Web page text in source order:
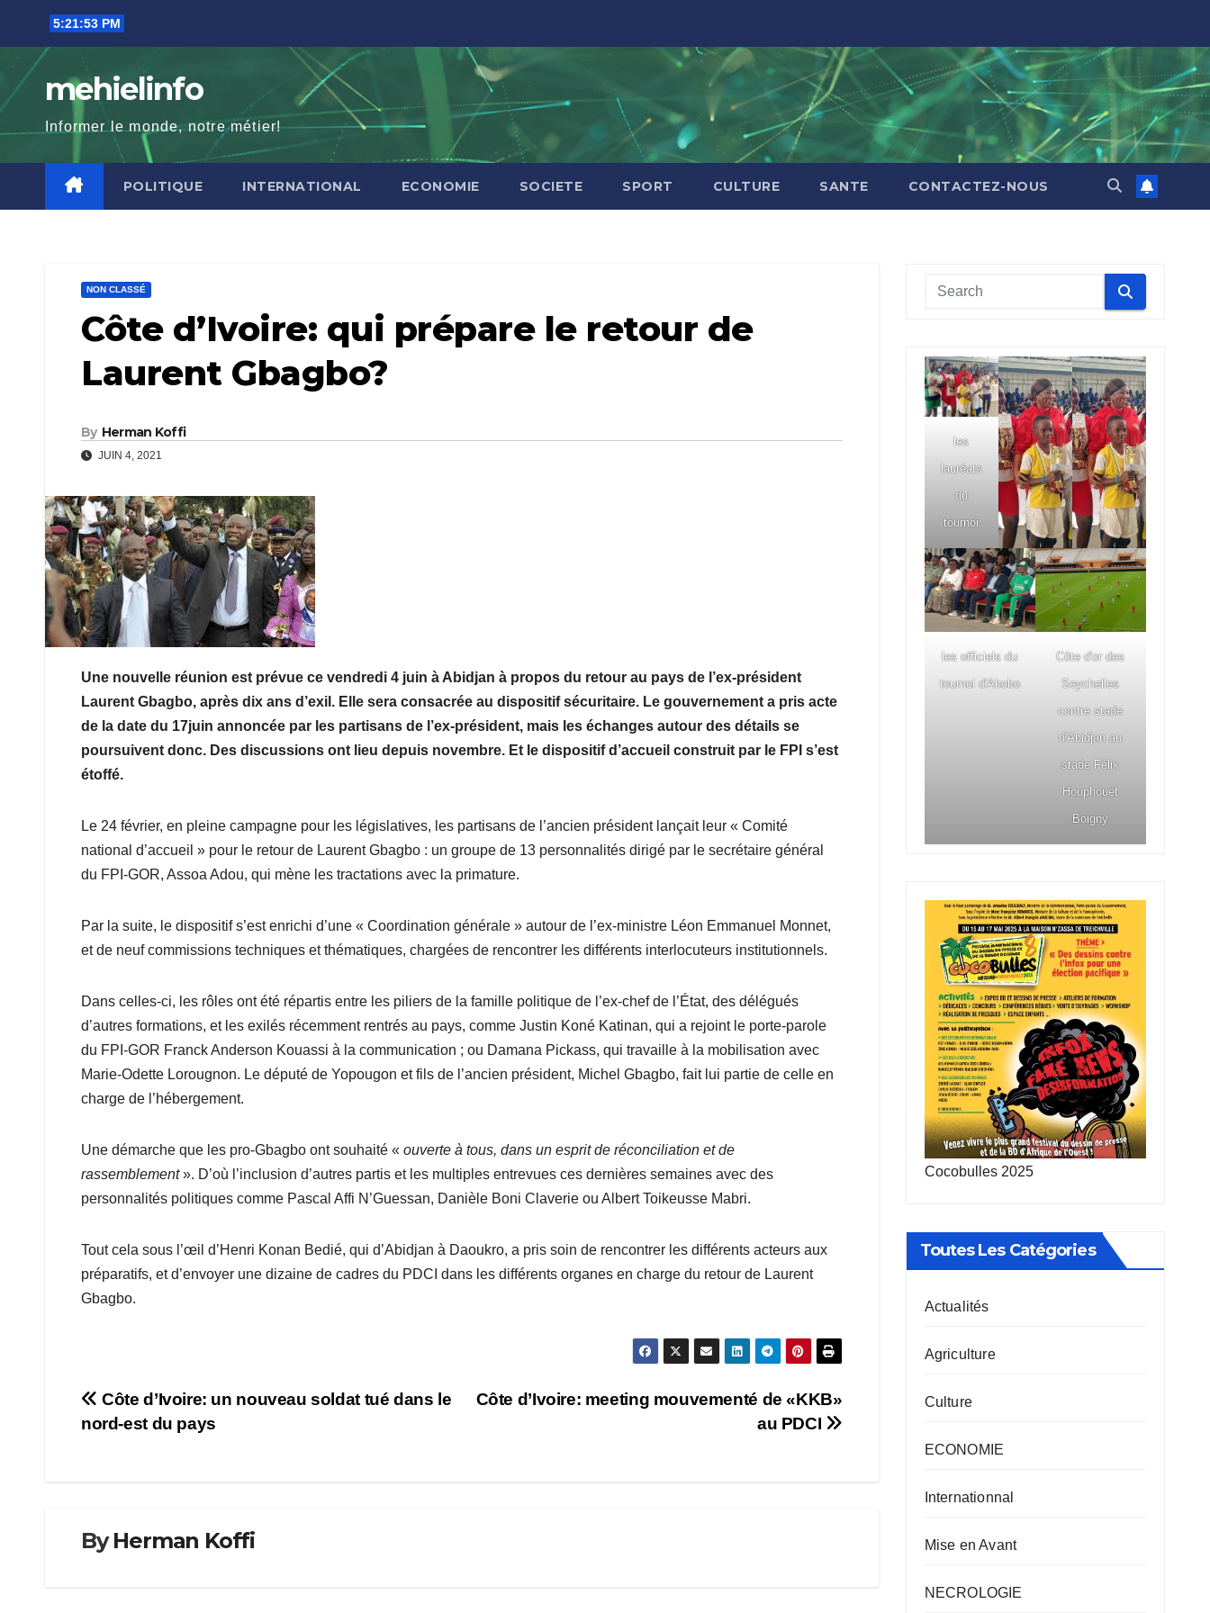
content
5:21:54 PM
mehielinfo
Informer le monde, notre métier!
POLITIQUE INTERNATIONAL ECONOMIE SOCIETE SPORT CULTURE SANTE CONTACTEZ-NOUS
NON CLASSÉ
Côte d’Ivoire: qui prépare le retour de
Laurent Gbagbo?
By Herman Koffi
JUIN 4, 2021
Une nouvelle réunion est prévue ce vendredi 4 juin à Abidjan à propos du retour au pays de l’ex-président
Laurent Gbagbo, après dix ans d’exil. Elle sera consacrée au dispositif sécuritaire. Le gouvernement a pris acte
de la date du 17juin annoncée par les partisans de l’ex-président, mais les échanges autour des détails se
poursuivent donc. Des discussions ont lieu depuis novembre. Et le dispositif d’accueil construit par le FPI s’est
étoffé.
Le 24 février, en pleine campagne pour les législatives, les partisans de l’ancien président lançait leur « Comité
national d’accueil » pour le retour de Laurent Gbagbo : un groupe de 13 personnalités dirigé par le secrétaire général
du FPI-GOR, Assoa Adou, qui mène les tractations avec la primature.
Par la suite, le dispositif s’est enrichi d’une « Coordination générale » autour de l’ex-ministre Léon Emmanuel Monnet,
et de neuf commissions techniques et thématiques, chargées de rencontrer les différents interlocuteurs institutionnels.
Dans celles-ci, les rôles ont été répartis entre les piliers de la famille politique de l’ex-chef de l’État, des délégués
d’autres formations, et les exilés récemment rentrés au pays, comme Justin Koné Katinan, qui a rejoint le porte-parole
du FPI-GOR Franck Anderson Kouassi à la communication ; ou Damana Pickass, qui travaille à la mobilisation avec
Marie-Odette Lorougnon. Le député de Yopougon et fils de l’ancien président, Michel Gbagbo, fait lui partie de celle en
charge de l’hébergement.
Une démarche que les pro-Gbagbo ont souhaité « ouverte à tous, dans un esprit de réconciliation et de
rassemblement». D’où l’inclusion d’autres partis et les multiples entrevues ces dernières semaines avec des
personnalités politiques comme Pascal Affi N’Guessan, Danièle Boni Claverie ou Albert Toikeusse Mabri.
Tout cela sous l’œil d’Henri Konan Bedié, qui d’Abidjan à Daoukro, a pris soin de rencontrer les différents acteurs aux
préparatifs, et d’envoyer une dizaine de cadres du PDCI dans les différents organes en charge du retour de Laurent
Gbagbo.
Navigation
Côte d’Ivoire: meeting mouvementé de «KKB»
au PDCI
Côte d’Ivoire: un nouveau soldat tué dans le
nord-est du pays
ByHerman Koffi
les
lauréats
du
tournoi
les officiels du
tournoi d'Abobo
Côte d'or des
Seychelles
contre stade
d'Abidjan au
stade Félix
Houphouët
Boigny
Cocobulles 2025
Toutes Les Catégories
Actualités
Agriculture
Culture
ECONOMIE
Internationnal
Mise en Avant
NECROLOGIE